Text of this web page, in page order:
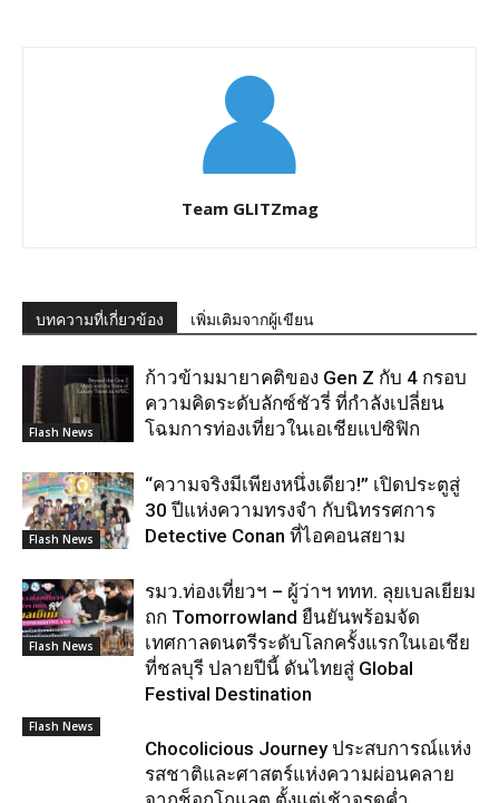
Team GLITZmag
บทความที่เกี่ยวข้อง เพิ่มเติมจากผู้เขียน
Flash News
ก้าวข้ามมายาคติของ Gen Z กับ 4 กรอบ
ความคิดระดับลักซ์ชัวรี่ ที่กำลังเปลี่ยน
โฉมการท่องเที่ยวในเอเชียแปซิฟิก
Flash News
“ความจริงมีเพียงหนึ่งเดียว!” เปิดประตูสู่
30 ปีแห่งความทรงจำ กับนิทรรศการ
Detective Conan ที่ไอคอนสยาม
Flash News
รมว.ท่องเที่ยวฯ – ผู้ว่าฯ ททท. ลุยเบลเยียม
ถก Tomorrowland ยืนยันพร้อมจัด
เทศกาลดนตรีระดับโลกครั้งแรกในเอเชีย
ที่ชลบุรี ปลายปีนี้ ดันไทยสู่ Global
Festival Destination
Flash News
Chocolicious Journey ประสบการณ์แห่ง
รสชาติและศาสตร์แห่งความผ่อนคลาย